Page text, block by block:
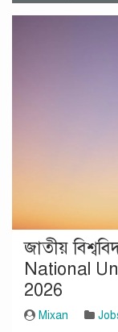
জাতীয়
National
2026
Mixan